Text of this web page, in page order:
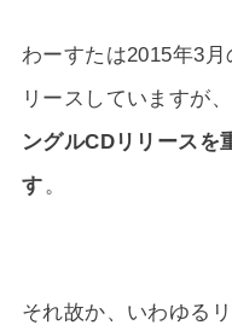
わーすたは2015年3
リースしていますが、
ングルCDリリースを
す 。
それ故か、いわゆる